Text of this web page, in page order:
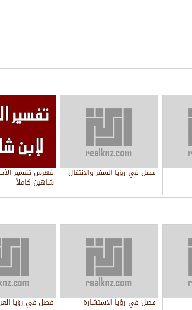
فصل في رؤيا السفر والانتقال فهرس تفسير
شاهين كاملاً
فصل في رؤيا الاستشارة فصل في رؤيا